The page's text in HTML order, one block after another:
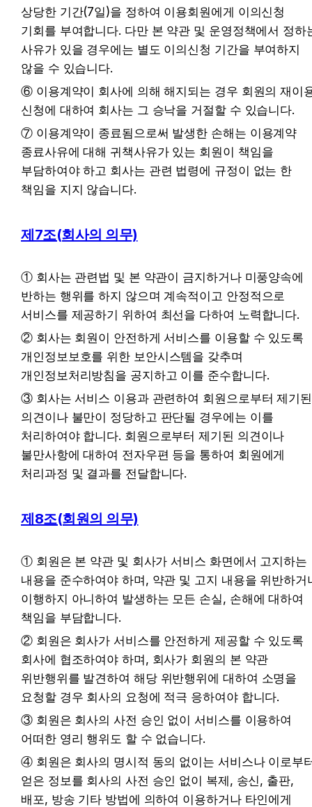
상당한 기간(7일)을 정하여 이용회원에게 이의신청
기회를 부여합니다. 다만 본 약관 및 운영정책에서 정하
사유가 있을 경우에는 별도 이의신청 기간을 부여하지
않을 수 있습니다.
⑥ 이용계약이 회사에 의해 해지되는 경우 회원의 재이
신청에 대하여 회사는 그 승낙을 거절할 수 있습니다.
⑦ 이용계약이 종료됨으로써 발생한 손해는 이용계약
종료사유에 대해 귀책사유가 있는 회원이 책임을
부담하여야 하고 회사는 관련 법령에 규정이 없는 한
책임을 지지 않습니다.
제7조(회사의 의무)
① 회사는 관련법 및 본 약관이 금지하거나 미풍양속에
반하는 행위를 하지 않으며 계속적이고 안정적으로
서비스를 제공하기 위하여 최선을 다하여 노력합니다.
② 회사는 회원이 안전하게 서비스를 이용할 수 있도록
개인정보보호를 위한 보안시스템을 갖추며
개인정보처리방침을 공지하고 이를 준수합니다.
③ 회사는 서비스 이용과 관련하여 회원으로부터 제기된
의견이나 불만이 정당하고 판단될 경우에는 이를
처리하여야 합니다. 회원으로부터 제기된 의견이나
불만사항에 대하여 전자우편 등을 통하여 회원에게
처리과정 및 결과를 전달합니다.
제8조(회원의 의무)
① 회원은 본 약관 및 회사가 서비스 화면에서 고지하는
내용을 준수하여야 하며, 약관 및 고지 내용을 위반하거
이행하지 아니하여 발생하는 모든 손실, 손해에 대하여
책임을 부담합니다.
② 회원은 회사가 서비스를 안전하게 제공할 수 있도록
회사에 협조하여야 하며, 회사가 회원의 본 약관
위반행위를 발견하여 해당 위반행위에 대하여 소명을
요청할 경우 회사의 요청에 적극 응하여야 합니다.
③ 회원은 회사의 사전 승인 없이 서비스를 이용하여
어떠한 영리 행위도 할 수 없습니다.
④ 회원은 회사의 명시적 동의 없이는 서비스나 이로부
얻은 정보를 회사의 사전 승인 없이 복제, 송신, 출판,
배포, 방송 기타 방법에 의하여 이용하거나 타인에게